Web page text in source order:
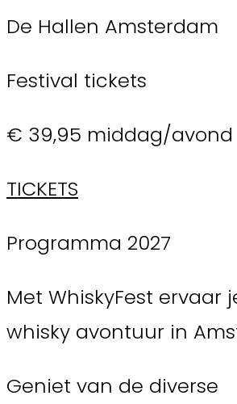
De Hallen Amsterdam
Festival tickets
€ 39,95 middag/avond
TICKETS
Programma 2027
Met WhiskyFest ervaar
whisky avontuur in
Geniet van de diverse